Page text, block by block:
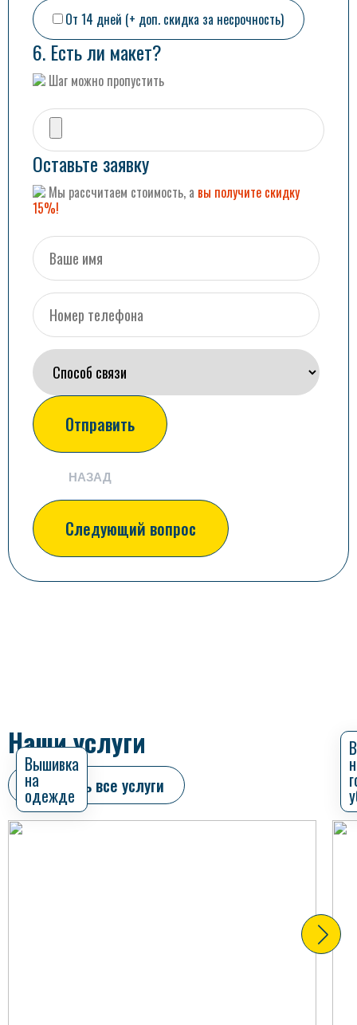
От 14 дней (+ доп. скидка за несрочность)
6. Есть ли макет?
Шаг можно пропустить
Оставьте заявку
Мы рассчитаем стоимость, а вы получите скидку
15%!
НАЗАД
Следующий вопрос
Наши услуги
Смотреть все услуги
Вышивка
на
одежде